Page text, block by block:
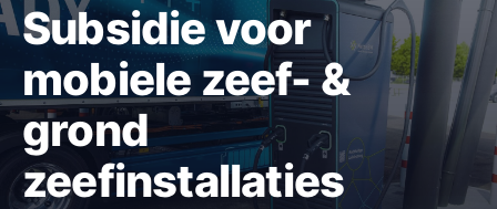
Subsidie voor
mobiele zeef- &
grond
zeefinstallaties